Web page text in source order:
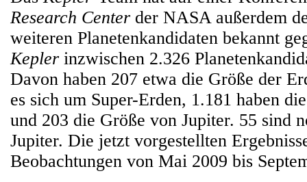
Research Center der NASA außerdem
weiteren Planetenkandidaten bekannt
Kepler inzwischen 2.326
Davon haben 207 etwa die Größe der
es sich um Super-Erden, 1.181 haben
und 203 die Größe von Jupiter. 55 sind
Jupiter. Die jetzt vorgestellten
Beobachtungen von Mai 2009 bis